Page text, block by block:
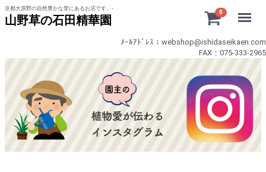
京都大原野の自然豊かな里にあるお店です。-
山野草の石田精華園
0
ﾒｰﾙｱﾄﾞﾚｽ：webshop@ishidaseikaen.com
FAX：075-333-2965